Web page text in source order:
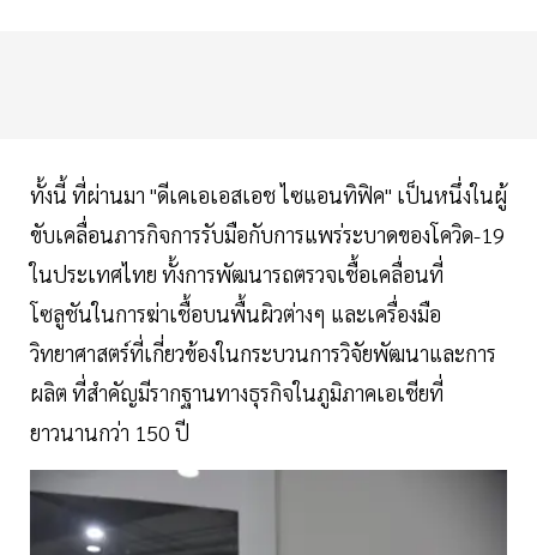
ทั้งนี้ ที่ผ่านมา "ดีเคเอเอสเอช ไซแอนทิฟิค" เป็นหนึ่งในผู้
ขับเคลื่อนภารกิจการรับมือกับการแพร่ระบาดของโควิด-19
ในประเทศไทย ทั้งการพัฒนารถตรวจเชื้อเคลื่อนที่
โซลูชันในการฆ่าเชื้อบนพื้นผิวต่างๆ และเครื่องมือ
วิทยาศาสตร์ที่เกี่ยวข้องในกระบวนการวิจัยพัฒนาและการ
ผลิต ที่สำคัญมีรากฐานทางธุรกิจในภูมิภาคเอเชียที่
ยาวนานกว่า 150 ปี